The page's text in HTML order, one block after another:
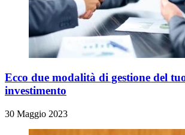
Ecco due modalità di gestione del
investimento
30 Maggio 2023